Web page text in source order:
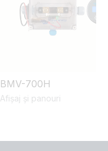
BMV-700H
Afișaj și panouri